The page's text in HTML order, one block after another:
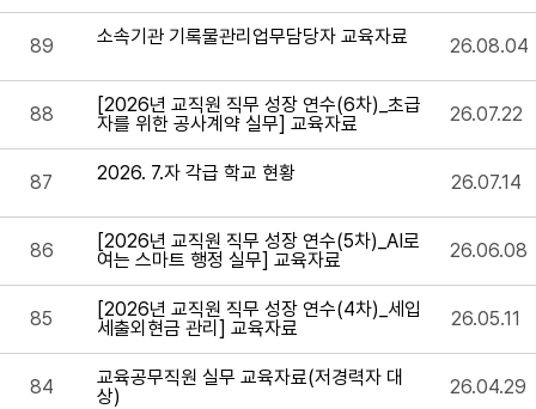
89 소속기관 기록물관리업무담당자 교육자료 26.08.04
88
[2026년 교직원 직무 성장 연수(6차)_초급
자를 위한 공사계약 실무] 교육자료
26.07.22
87 2026. 7.자 각급 학교 현황 26.07.14
86
[2026년 교직원 직무 성장 연수(5차)_AI로
여는 스마트 행정 실무] 교육자료
26.06.08
85
[2026년 교직원 직무 성장 연수(4차)_세입
세출외현금 관리] 교육자료
26.05.11
84
교육공무직원 실무 교육자료(저경력자 대
상)
26.04.29